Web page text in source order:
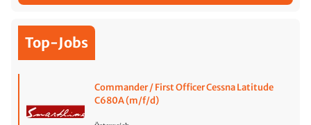
Top-Jobs
Commander / First Officer Cessna Latitude
C680A (m/f/d)